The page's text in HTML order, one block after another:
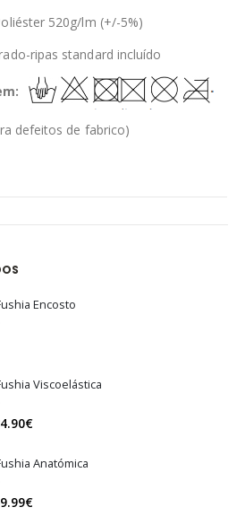
520g/lm (+/-5%)
ripas standard incluído
defeitos de fabrico)
Encosto
Viscoelástica
5 €Price
27.90€
34.90€
Anatómica
5 €Price